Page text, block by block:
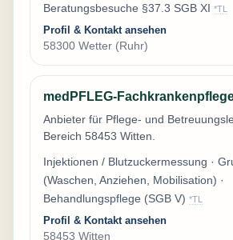
Beratungsbesuche §37.3 SGB XI *TL
Profil & Kontakt ansehen
58300 Wetter (Ruhr)
medPFLEG-
Anbieter für Pflege- und
Bereich 58453 Witten.
Injektionen / Blutzuckermessung ·
(Waschen, Anziehen, Mobilisation) ·
Behandlungspflege (SGB V) *TL
Profil & Kontakt ansehen
58453 Witten